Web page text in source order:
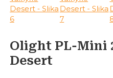
Olight PL-Mini
Desert